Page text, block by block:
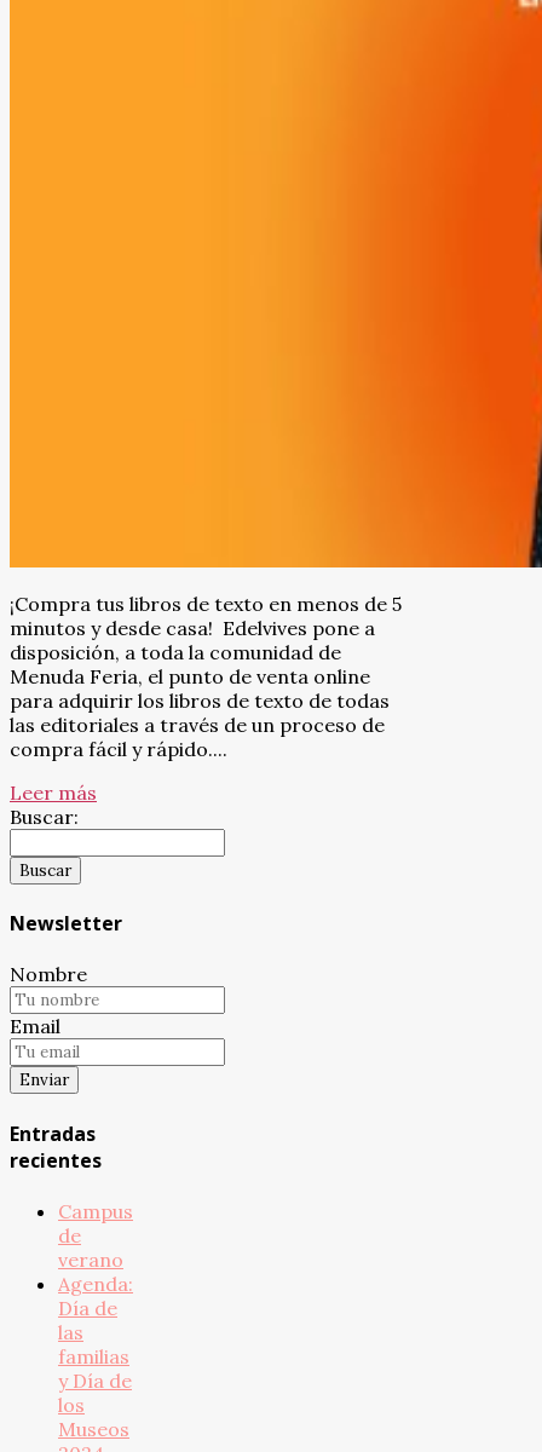
¡Compra tus libros de texto en menos de 5
minutos y desde casa! Edelvives pone a
disposición, a toda la comunidad de
Menuda Feria, el punto de venta online
para adquirir los libros de texto de todas
las editoriales a través de un proceso de
compra fácil y rápido....
Leer más
Buscar:
Newsletter
Nombre
Email
Entradas
recientes
Campus
de
verano
Agenda:
Día de
las
familias
y Día de
los
Museos